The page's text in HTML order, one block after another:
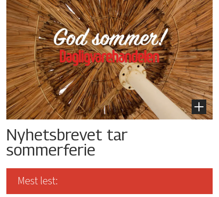
Nyhetsbrevet tar
sommerferie
Mest lest: